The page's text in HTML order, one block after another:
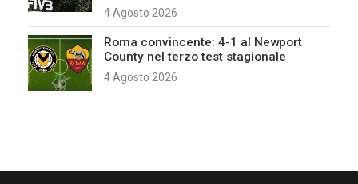
4 Agosto 2026
Roma convincente: 4-1 al Newport
County nel terzo test stagionale
4 Agosto 2026